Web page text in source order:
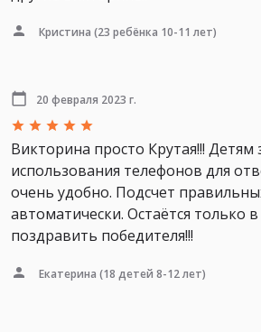
Кристина (23 ребёнка 10-11 лет)
20 февраля 2023 г.
Викторина просто Крутая!!!
использования телефонов для
очень удобно. Подсчет
автоматически. Остаётся только
поздравить победителя!!!
Екатерина (18 детей 8-12 лет)